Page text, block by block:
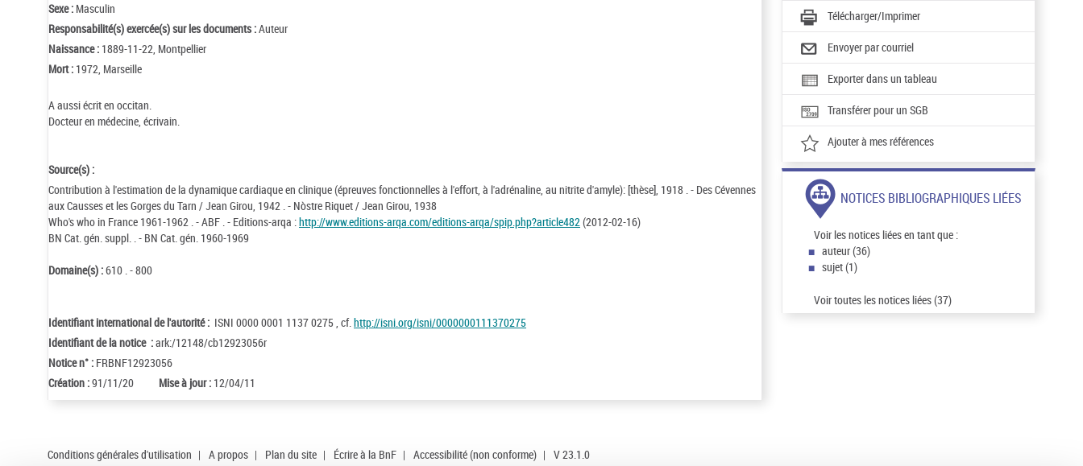
Sexe : Masculin
Responsabilité(s) exercée(s) sur les documents :Auteur
Naissance : 1889-11-22, Montpellier
Mort : 1972, Marseille
A aussi écrit en occitan.
Docteur en médecine, écrivain.
Source(s) :
Contribution à l'estimation de la dynamique cardiaque en clinique (épreuves fonctionnelles à l'effort, à l'adrénaline, au nitrite d'amyle): [thèse], 1918 . - Des Cévennes
aux Causses et les Gorges du Tarn / Jean Girou, 1942 . - Nòstre Riquet / Jean Girou, 1938
Who's who in France 1961-1962 . - ABF . - Editions-arqa :http://www.editions-arqa.com/editions-arqa/spip.php?article482(2012-02-16)
BN Cat. gén. suppl. . - BN Cat. gén. 1960-1969
Domaine(s) :610 . - 800
Identifiant international de l'autorité : ISNI 0000 0001 1137 0275 , cf.http://isni.org/isni/0000000111370275
Identifiant de la notice :ark:/12148/cb12923056r
Notice n° : FRBNF12923056
Création :91/11/20 Mise à jour : 12/04/11
Télécharger/Imprimer
Envoyer par courriel
Exporter dans un tableau
Transférer pour un SGB
Ajouter à mes références
NOTICES BIBLIOGRAPHIQUES LIÉES
Voir les notices liées en tant que :
auteur (36)
sujet (1)
Voir toutes les notices liées (37)
Conditions générales d'utilisation | A propos | Plan du site | Écrire à la BnF | Accessibilité (non conforme) | V 23.1.0